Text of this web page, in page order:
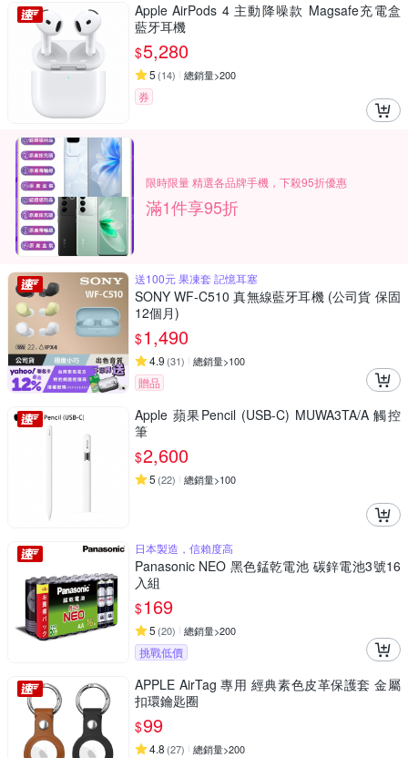
Apple AirPods 4 主動降噪款 Magsafe充電盒
藍牙耳機
$5,280
5 (14) 總銷量>200
券
限時限量 精選各品牌手機，下殺95折優惠
滿1件享95折
送100元 果凍套 記憶耳塞
SONY WF-C510 真無線藍牙耳機 (公司貨 保固
12個月)
$1,490
4.9 (31) 總銷量>100
贈品
Apple 蘋果Pencil (USB-C) MUWA3TA/A 觸控
筆
$2,600
5 (22) 總銷量>100
日本製造，信賴度高
Panasonic NEO 黑色錳乾電池 碳鋅電池3號16
入組
$169
5 (20) 總銷量>200
挑戰低價
APPLE AirTag 專用 經典素色皮革保護套 金屬
扣環鑰匙圈
$99
4.8 (27) 總銷量>200